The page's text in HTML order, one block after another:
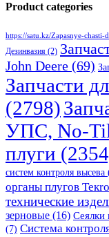
Product categories
https://satu.kz/Zapasnye-
Дезинвазия (2)
John Deere (69)
Запчасти
(2798)
УПС, No-
плуги
систем контроля высева
органы плугов
технические
зерновые (16) Сеялки
(7) Система